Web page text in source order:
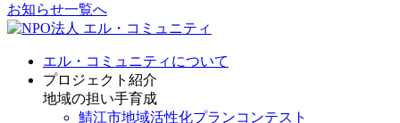
お知らせ一覧へ
エル・コミュニティについて
プロジェクト紹介
地域の担い手育成
鯖江市地域活性化プランコンテスト